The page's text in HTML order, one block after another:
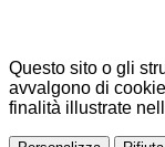
Questo sito o gli
avvalgono di
finalità illustrate